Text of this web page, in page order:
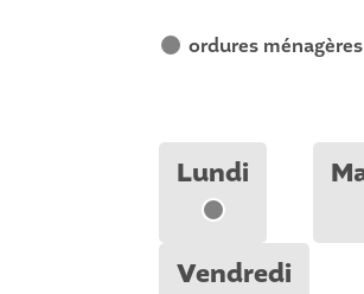
V ordures ménagères
Lundi
V
Vendredi